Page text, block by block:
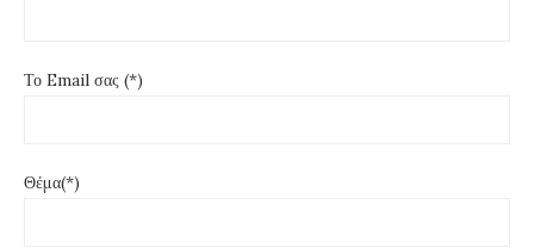
Το Email σας (*)
Θέμα(*)